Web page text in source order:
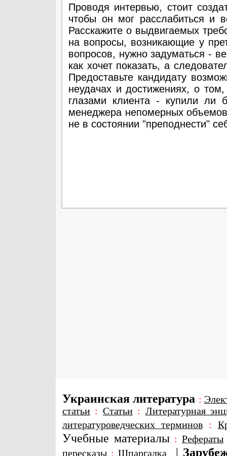
Проводя интервью, стоит
чтобы он мог расслабиться и
Расскажите о выдвигаемых
на вопросы, возникающие у
вопросов, нужно задуматься -
как хочет показать, а
Предоставьте кандидату
неудачах и достижениях, о
глазами клиента - купили
менеджера непомерных
не в состоянии "преподнести"
Украинская литература :
статьи : Статьи: Литературная
литературоведческих терминов:
Учебные материалы : Рефераты
пересказы : Шпаргалка |